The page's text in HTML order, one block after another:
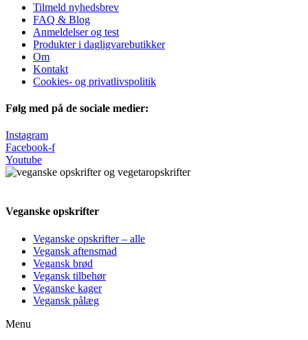
Tilmeld nyhedsbrev
FAQ & Blog
Anmeldelser og test
Produkter i dagligvarebutikker
Om
Kontakt
Cookies- og privatlivspolitik
Følg med på de sociale medier:
Instagram
Facebook-f
Youtube
Veganske opskrifter
Veganske opskrifter – alle
Vegansk aftensmad
Vegansk brød
Vegansk tilbehør
Veganske kager
Vegansk pålæg
Menu